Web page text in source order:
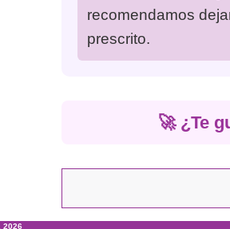
recomendamos
prescrito.
🚀 ¿Te
2026